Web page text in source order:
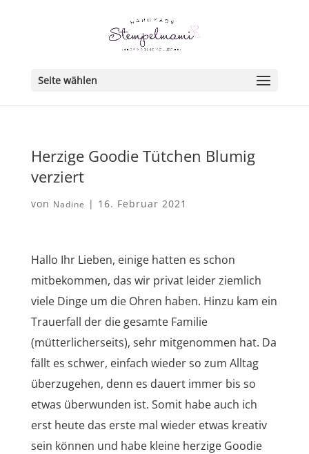
Seite wählen
Herzige Goodie Tütchen Blumig
verziert
von Nadine | 16. Februar 2021
Hallo Ihr Lieben, einige hatten es schon
mitbekommen, das wir privat leider ziemlich
viele Dinge um die Ohren haben. Hinzu kam ein
Trauerfall der die gesamte Familie
(mütterlicherseits), sehr mitgenommen hat. Da
fällt es schwer, einfach wieder so zum Alltag
überzugehen, denn es dauert immer bis so
etwas überwunden ist. Somit habe auch ich
erst heute das erste mal wieder etwas kreativ
sein können und habe kleine herzige Goodie